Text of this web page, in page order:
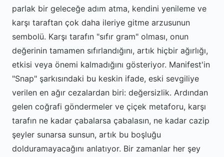
parlak bir geleceğe adım atma, kendini yenileme ve
karşı taraftan çok daha ileriye gitme arzusunun
sembolü. Karşı tarafın "sıfır gram" olması, onun
değerinin tamamen sıfırlandığını, artık hiçbir ağırlığı,
etkisi veya önemi kalmadığını gösteriyor. Manifest'in
"Snap" şarkısındaki bu keskin ifade, eski sevgiliye
verilen en ağır cezalardan biri: değersizlik. Ardından
gelen coğrafi göndermeler ve çiçek metaforu, karşı
tarafın ne kadar çabalarsa çabalasın, ne kadar cazip
şeyler sunarsa sunsun, artık bu boşluğu
dolduramayacağını anlatıyor. Bir zamanlar her şey